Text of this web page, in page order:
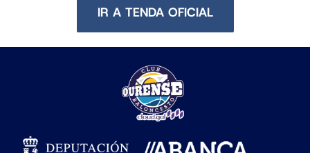
IR A TENDA OFICIAL